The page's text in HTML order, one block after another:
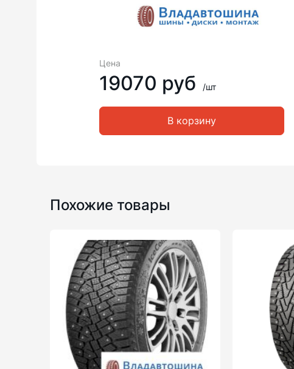
Цена
19070 руб /шт
В корзину
Похожие товары